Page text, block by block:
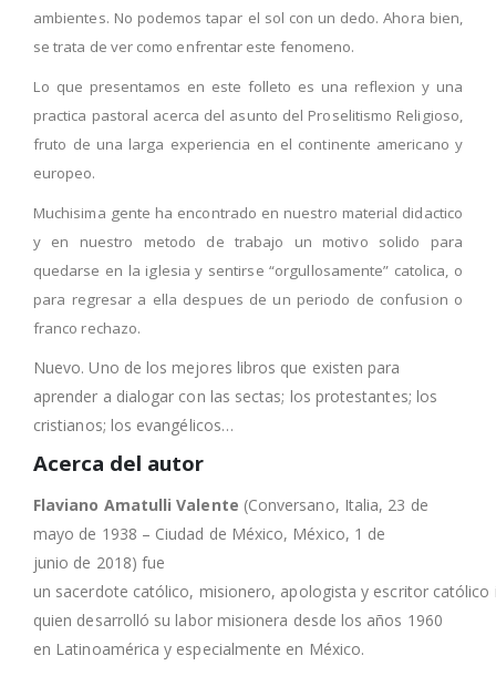
ambientes. No podemos tapar el sol con un dedo. Ahora bien,
se trata de ver como enfrentar este fenomeno.
Lo que presentamos en este folleto es una reflexion y una
practica pastoral acerca del asunto del Proselitismo Religioso,
fruto de una larga experiencia en el continente americano y
europeo.
Muchisima gente ha encontrado en nuestro material didactico
y en nuestro metodo de trabajo un motivo solido para
quedarse en la iglesia y sentirse “orgullosamente” catolica, o
para regresar a ella despues de un periodo de confusion o
franco rechazo.
Nuevo. Uno de los mejores libros que existen para
aprender a dialogar con las sectas; los protestantes; los
cristianos; los evangélicos…
Acerca del autor
Flaviano Amatulli Valente (Conversano, Italia, 23 de
mayo de 1938 – Ciudad de México, México, 1 de
junio de 2018) fue
un sacerdote católico, misionero, apologista y escritor
quien desarrolló su labor misionera desde los años 1960
en Latinoamérica y especialmente en México.